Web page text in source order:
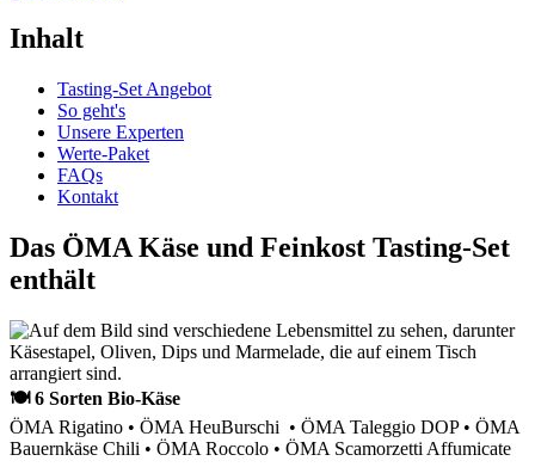
Inhalt
Tasting-Set Angebot
So geht's
Unsere Experten
Werte-Paket
FAQs
Kontakt
Das ÖMA Käse und Feinkost Tasting-Set
enthält
🍽 6 Sorten Bio-Käse
ÖMA Rigatino • ÖMA HeuBurschi • ÖMA Taleggio DOP • ÖMA
Bauernkäse Chili • ÖMA Roccolo • ÖMA Scamorzetti Affumicate